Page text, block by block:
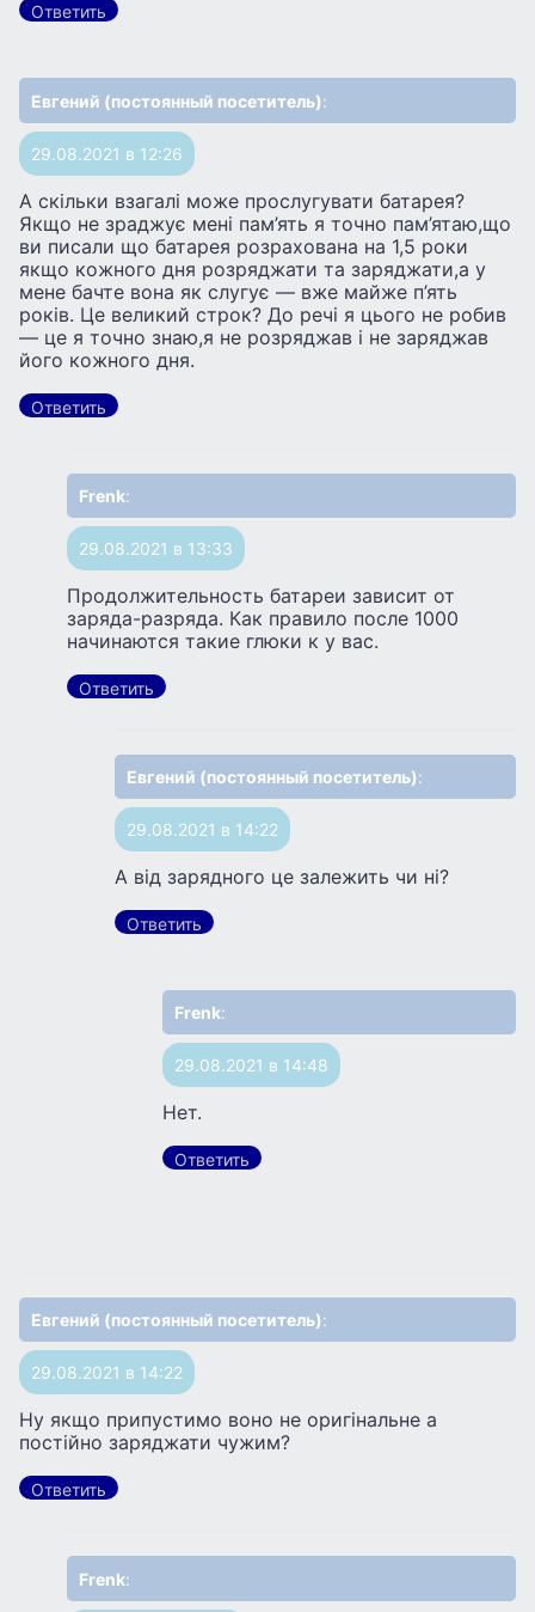
Ответить
Евгений (постоянный посетитель):
29.08.2021 в 12:26
А скiльки взагалi може прослугувати батарея?
Якщо не зраджує мені пам’ять я точно пам’ятаю,що
ви писали що батарея розрахована на 1,5 роки
якщо кожного дня розряджати та заряджати,а у
мене бачте вона як слугує — вже майже п’ять
років. Це великий строк? До речі я цього не робив
— це я точно знаю,я не розряджав і не заряджав
його кожного дня.
Ответить
Frenk:
29.08.2021 в 13:33
Продолжительность батареи зависит от
заряда-разряда. Как правило после 1000
начинаются такие глюки к у вас.
Ответить
Евгений (постоянный посетитель):
29.08.2021 в 14:22
А від зарядного це залежить чи ні?
Ответить
Frenk:
29.08.2021 в 14:48
Нет.
Ответить
Евгений (постоянный посетитель):
29.08.2021 в 14:22
Ну якщо припустимо воно не оригінальне а
постійно заряджати чужим?
Ответить
Frenk: